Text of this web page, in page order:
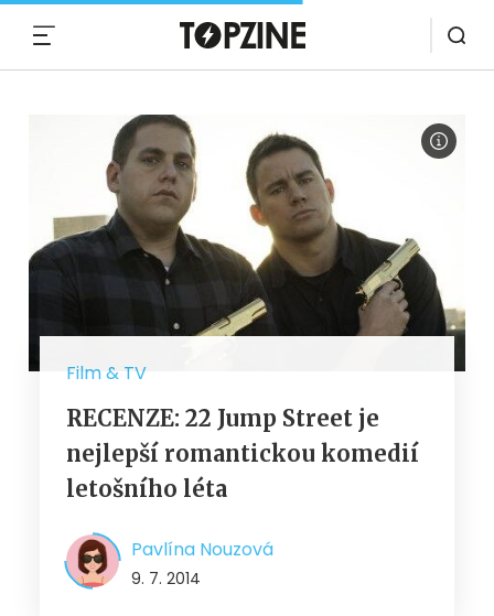
Film & TV
RECENZE: 22 Jump Street je
nejlepší romantickou komedií
letošního léta
Pavlína Nouzová
9. 7. 2014